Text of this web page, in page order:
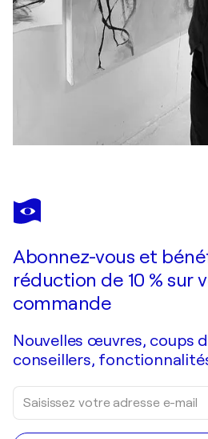
Abonnez-vous et
réduction de 10 % sur
commande
Nouvelles œuvres, coups
conseillers,